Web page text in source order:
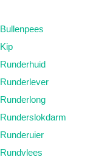
Bullenpees
Kip
Runderhuid
Runderlever
Runderlong
Runderslokdarm
Runderuier
Rundvlees